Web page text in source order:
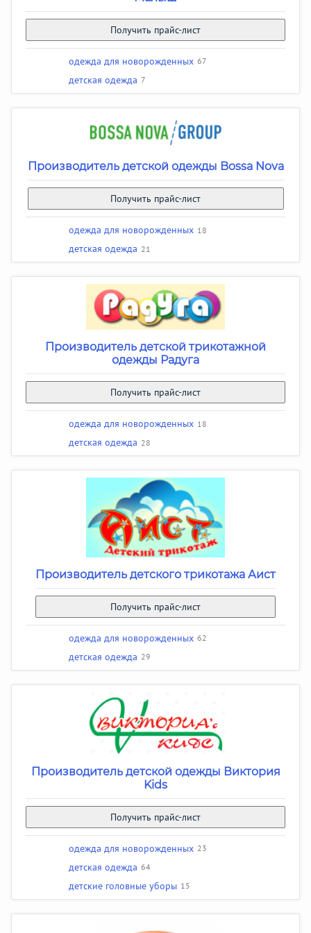
Получить прайс-лист
одежда для новорожденных 67
детская одежда 7
Производитель детской одежды Bossa Nova
Получить прайс-лист
одежда для новорожденных 18
детская одежда 21
Производитель детской трикотажной
одежды Радуга
Получить прайс-лист
одежда для новорожденных 18
детская одежда 28
Производитель детского трикотажа Аист
Получить прайс-лист
одежда для новорожденных 62
детская одежда 29
Производитель детской одежды Виктория
Kids
Получить прайс-лист
одежда для новорожденных 23
детская одежда 64
детские головные уборы 15